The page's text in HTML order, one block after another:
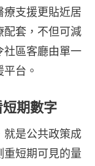
療支援更貼近居
配套，不但可減
社區客廳由單一
台。
期數字
就是公共政策成
短期可見的量